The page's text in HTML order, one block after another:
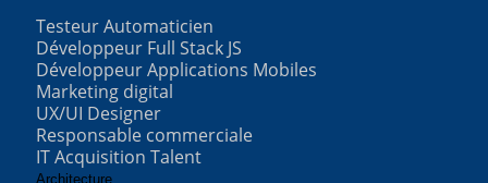
Testeur Automaticien
Développeur Full Stack JS
Développeur Applications Mobiles
Marketing digital
UX/UI Designer
Responsable commerciale
IT Acquisition Talent
Architecture